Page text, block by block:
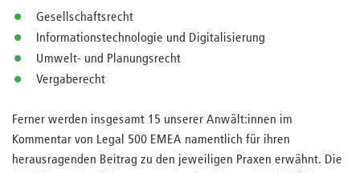
Gesellschaftsrecht
Informationstechnologie und Digitalisierung
Umwelt- und Planungsrecht
Vergaberecht
Ferner werden insgesamt 15 unserer Anwält:innen im
Kommentar von Legal 500 EMEA namentlich für ihren
herausragenden Beitrag zu den jeweiligen Praxen erwähnt. Die